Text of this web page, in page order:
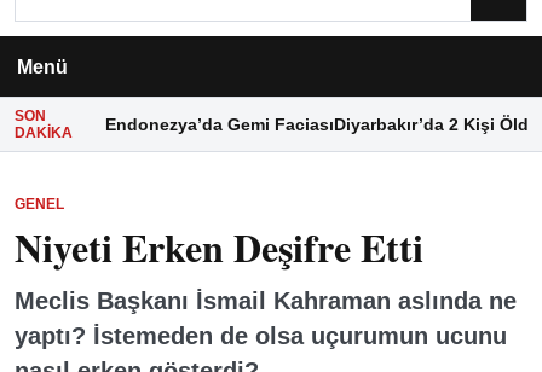
Menü
SON
DAKIKA
Endonezya’da Gemi FaciasıDiyarbakır’da 2 Kişi Öldü
GENEL
Niyeti Erken Deşifre Etti
Meclis Başkanı İsmail Kahraman aslında ne
yaptı? İstemeden de olsa uçurumun ucunu